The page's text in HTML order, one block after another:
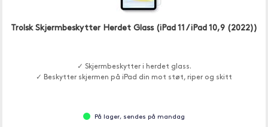
Trolsk Skjermbeskytter Herdet Glass (iPad 11 / iPad 10,9 (2022))
✓ Skjermbeskytter i herdet glass.
✓ Beskytter skjermen på iPad din mot støt, riper og skitt
På lager, sendes på mandag